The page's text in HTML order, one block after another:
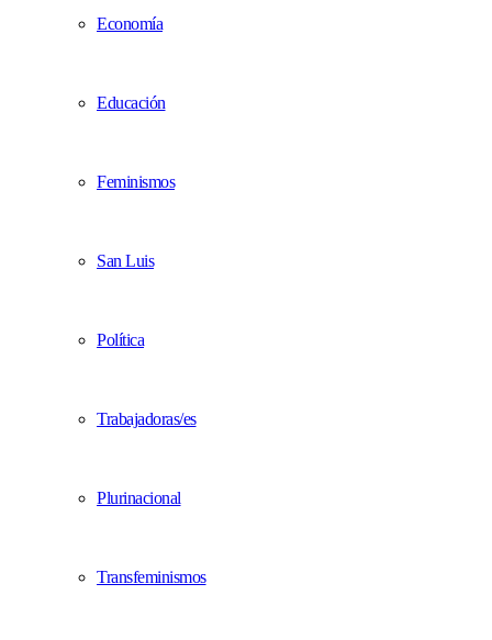
Economía
Educación
Feminismos
San Luis
Política
Trabajadoras/es
Plurinacional
Transfeminismos